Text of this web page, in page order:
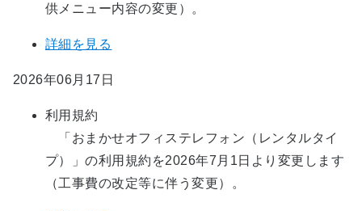
供メニュー内容の変更）。
詳細を見る
2026年06月17日
利用規約
「おまかせオフィステレフォン（レンタルタイ
プ）」の利用規約を2026年7月1日より変更します
（工事費の改定等に伴う変更）。